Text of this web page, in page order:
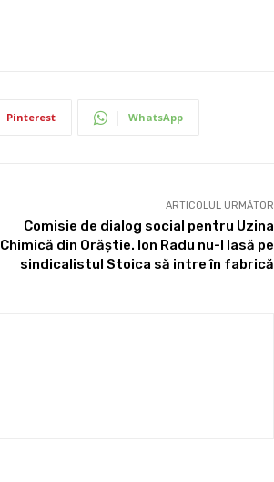
Pinterest WhatsApp
ARTICOLUL URMĂTOR
Comisie de dialog social pentru Uzina
Chimică din Orăștie. Ion Radu nu-l lasă pe
sindicalistul Stoica să intre în fabrică